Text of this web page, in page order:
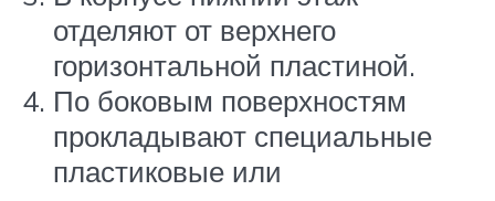
отделяют от верхнего
горизонтальной пластиной.
По боковым поверхностям
прокладывают специальные
пластиковые или